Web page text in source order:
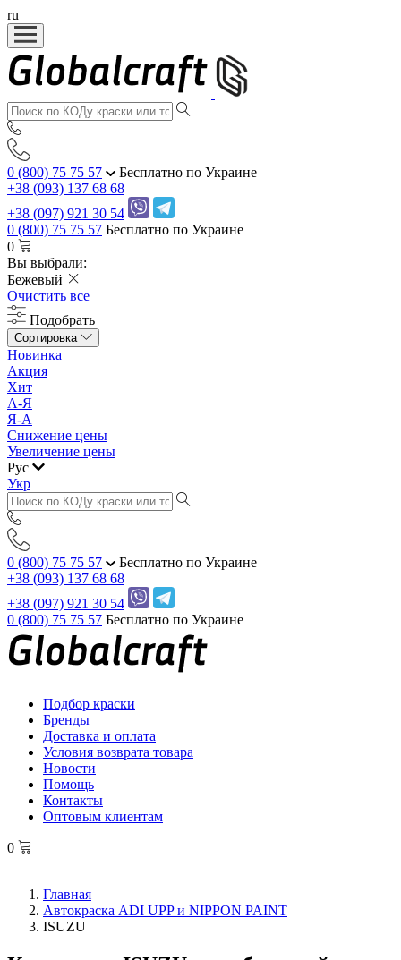
ru
0 (800) 75 75 57
Бесплатно по Украине
+38 (093) 137 68 68
+38 (097) 921 30 54
0 (800) 75 75 57 Бесплатно по Украине
0
Вы выбрали:
Бежевый
Очистить все
Подобрать
Сортировка
Новинка
Акция
Хит
А-Я
Я-А
Снижение цены
Увеличение цены
Рус
Укр
0 (800) 75 75 57
Бесплатно по Украине
+38 (093) 137 68 68
+38 (097) 921 30 54
0 (800) 75 75 57 Бесплатно по Украине
Подбор краски
Бренды
Доставка и оплата
Условия возврата товара
Новости
Помощь
Контакты
Оптовым клиентам
0
Главная
Автокраска ADI UPP и NIPPON PAINT
ISUZU